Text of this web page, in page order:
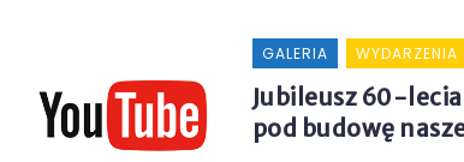
GALERIA WYDARZENIA
Jubileusz 60-
pod budowę